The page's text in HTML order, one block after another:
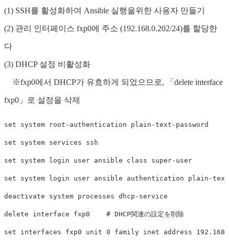
(1) SSH를 활성화하여 Ansible 실행을위한 사용자 만들기
(2) 관리 인터페이스 fxp0에 주소 (192.168.0.202/24)를 할당한
다
(3) DHCP 설정 비활성화
※fxp0에서 DHCP가 유효하게 되었으므로, 「delete interface
fxp0」로 설정을 삭제
set system root-authentication plain-text-password
set system services ssh
set system login user ansible class super-user
set system login user ansible authentication plain-text-
deactivate system processes dhcp-service
delete interface fxp0    # DHCP関連の設定を削除